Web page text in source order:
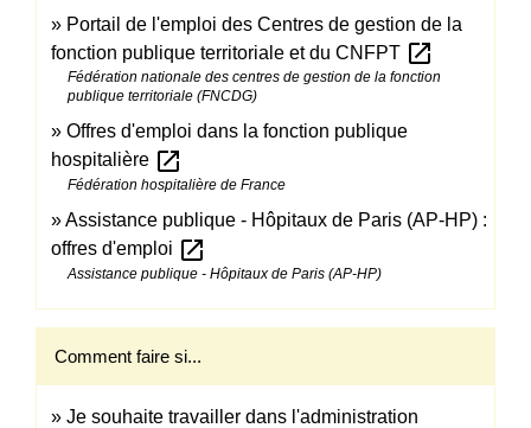
Portail de l'emploi des Centres de gestion de la
fonction publique territoriale et du CNFPT open_in_new
Fédération nationale des centres de gestion de la fonction
publique territoriale (FNCDG)
Offres d'emploi dans la fonction publique
hospitalière open_in_new
Fédération hospitalière de France
Assistance publique - Hôpitaux de Paris (AP-HP) :
offres d'emploi open_in_new
Assistance publique - Hôpitaux de Paris (AP-HP)
Comment faire si...
Je souhaite travailler dans l'administration